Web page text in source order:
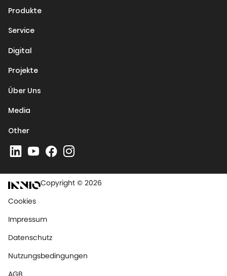
Produkte
Service
Digital
Projekte
Über Uns
Media
Other
Copyright © 2026
Cookies
Impressum
Datenschutz
Nutzungsbedingungen
AGB